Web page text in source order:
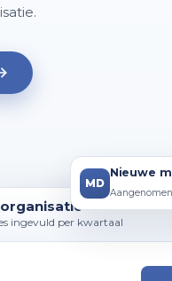
ingevuld per kwartaal
MD
Nieuwe
Aangenomen